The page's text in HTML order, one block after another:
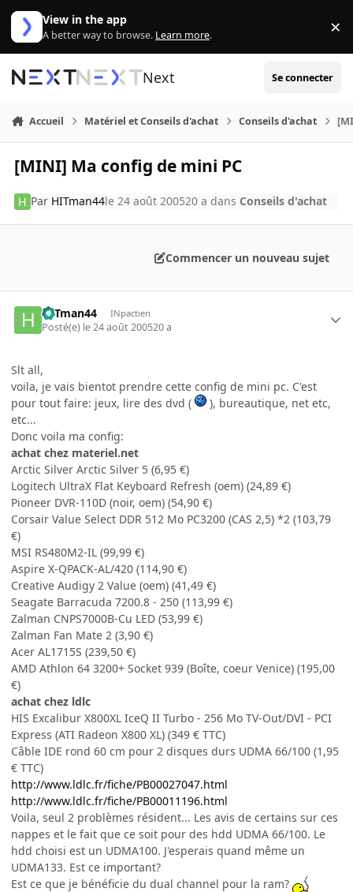
Aller au contenu
View in the app
A better way to browse. Learn more. ×
Next Se connecter
Accueil Matériel et Conseils d'achat Conseils d'achat
[MINI] Ma config de mini PC
Par HITman44le 24 août 200520 a dans Conseils d'achat
Commencer un nouveau sujet
HITman44 INpactien
Posté(e) le 24 août 200520 a
Slt all,
voila, je vais bientot prendre cette config de mini pc. C'est
pour tout faire: jeux, lire des dvd (
), bureautique, net etc,
etc...
Donc voila ma config:
achat chez materiel.net
Arctic Silver Arctic Silver 5 (6,95 €)
Logitech UltraX Flat Keyboard Refresh (oem) (24,89 €)
Pioneer DVR-110D (noir, oem) (54,90 €)
Corsair Value Select DDR 512 Mo PC3200 (CAS 2,5) *2 (103,79
€)
MSI RS480M2-IL (99,99 €)
Aspire X-QPACK-AL/420 (114,90 €)
Creative Audigy 2 Value (oem) (41,49 €)
Seagate Barracuda 7200.8 - 250 (113,99 €)
Zalman CNPS7000B-Cu LED (53,99 €)
Zalman Fan Mate 2 (3,90 €)
Acer AL1715S (239,50 €)
AMD Athlon 64 3200+ Socket 939 (Boîte, coeur Venice) (195,00
€)
achat chez ldlc
HIS Excalibur X800XL IceQ II Turbo - 256 Mo TV-Out/DVI - PCI
Express (ATI Radeon X800 XL) (349 € TTC)
Câble IDE rond 60 cm pour 2 disques durs UDMA 66/100 (1,95
€ TTC)
http://www.ldlc.fr/fiche/PB00027047.html
http://www.ldlc.fr/fiche/PB00011196.html
Voila, seul 2 problèmes résident... Les avis de certains sur ces
nappes et le fait que ce soit pour des hdd UDMA 66/100. Le
hdd choisi est un UDMA100. J'esperais quand même un
UDMA133. Est ce important?
Est ce que je bénéficie du dual channel pour la ram?